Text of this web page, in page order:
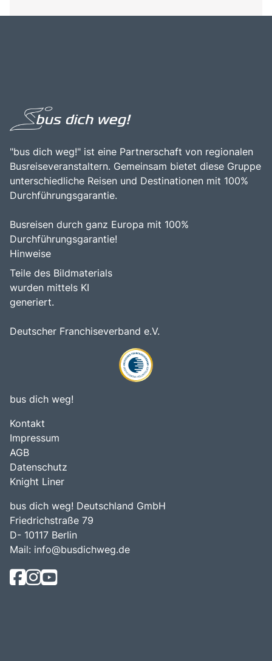
"bus dich weg!" ist eine Partnerschaft von regionalen
Busreiseveranstaltern. Gemeinsam bietet diese Gruppe
unterschiedliche Reisen und Destinationen mit 100%
Durchführungsgarantie.
Busreisen durch ganz Europa mit 100%
Durchführungsgarantie!
Hinweise
Teile des Bildmaterials
wurden mittels KI
generiert.
Deutscher Franchiseverband e.V.
bus dich weg!
Kontakt
Impressum
AGB
Datenschutz
Knight Liner
bus dich weg! Deutschland GmbH
Friedrichstraße 79
D- 10117 Berlin
Mail: info@busdichweg.de